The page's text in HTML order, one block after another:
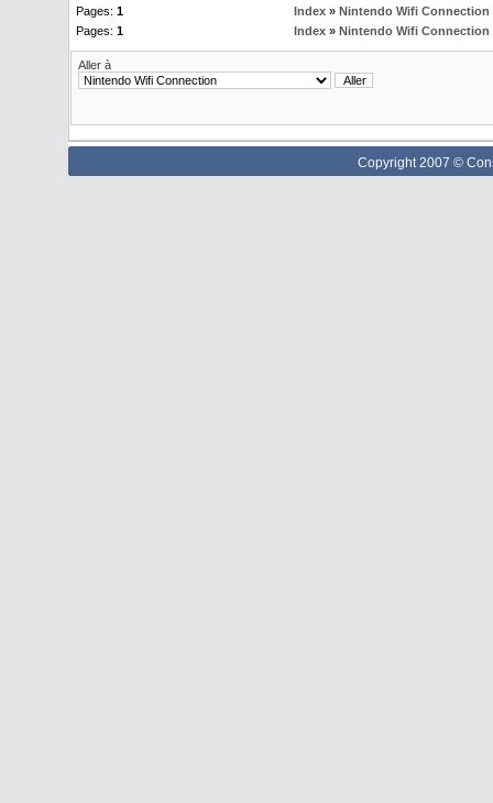
Pages: 1 Index» Nintendo Wifi Connection
Pages: 1 Index» Nintendo Wifi Connection
Aller à
Copyright 2007 ©